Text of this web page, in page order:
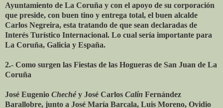
Ayuntamiento de La Coruña y con el apoyo de su corporación
que preside, con buen tino y entrega total, el buen alcalde
Carlos Negreira, esta tratando de que sean declaradas de
Interés Turístico Internacional. Lo cual sería importante para
La Coruña, Galicia y España.
2.- Como surgen las Fiestas de las Hogueras de San Juan de La
Coruña
José Eugenio Chechéy José Carlos Calín Fernández
Barallobre, junto a José María Barcala, Luis Moreno, Ovidio